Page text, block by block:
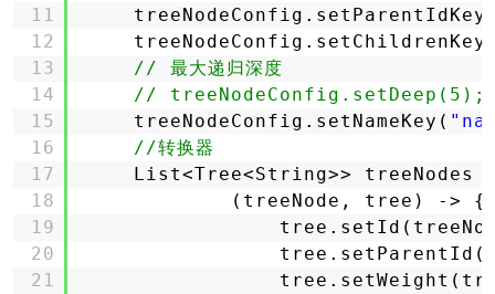
11
12
13
14
15
16
17
18
19
20
21
// 最大递归深度
// treeNodeConfig.setDeep(5);
treeNodeConfig.setNameKey(
//转换器
List<Tree<String>>
(treeNode, tree) -> {